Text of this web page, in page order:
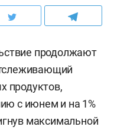
продолжают
продуктов,
с июнем и на 1%
максимальной